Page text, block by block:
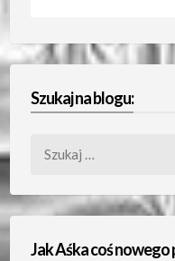
Szukaj na blogu:
Jak Aśka coś nowego